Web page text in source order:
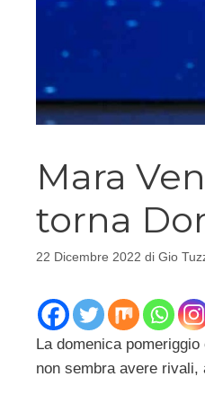
Mara
torna
22 Dicembre 2022 di Gio
La domenica
non sembra avere